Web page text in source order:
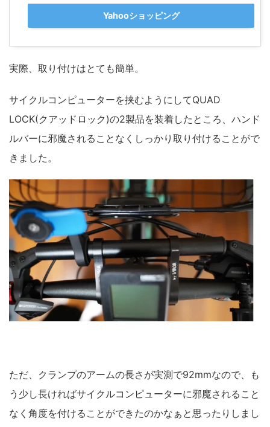
Yahooショッピング
実際、取り付けはとても簡単。
サイクルコンピューターを挟むようにしてQUAD
LOCK(クアッドロック)の2製品を装着したところ、ハンド
ルバーに邪魔されることなくしっかり取り付けることがで
きました。
ただ、クランプのアームの長さが実測で92mmなので、も
う少し長ければサイクルコンピューターに邪魔されること
なく角度を付けることができたのかなぁと思ったりしまし